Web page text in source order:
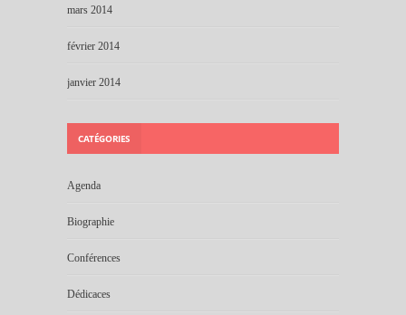
mars 2014
février 2014
janvier 2014
CATÉGORIES
Agenda
Biographie
Conférences
Dédicaces